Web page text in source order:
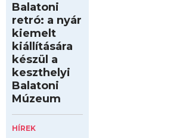
Balatoni
retró: a nyár
kiemelt
kiállítására
készül a
keszthelyi
Balatoni
Múzeum
HÍREK